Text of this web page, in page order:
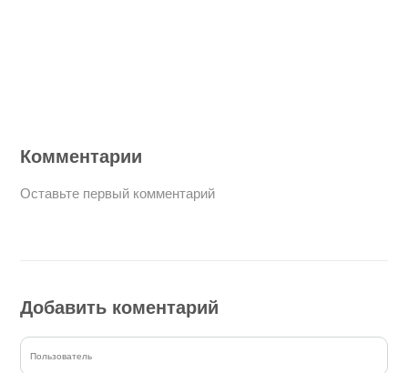
Комментарии
Оставьте первый комментарий
Добавить коментарий